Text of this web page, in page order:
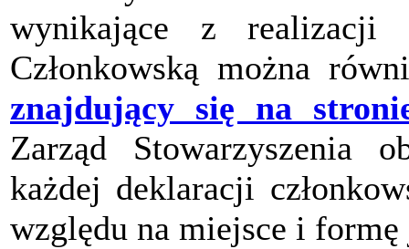
wynikające z realizacji
Członkowską można
znajdujący się na
Zarząd Stowarzyszenia
każdej deklaracji
względu na miejsce i